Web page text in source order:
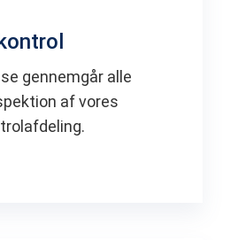
gennemgår alle
af vores